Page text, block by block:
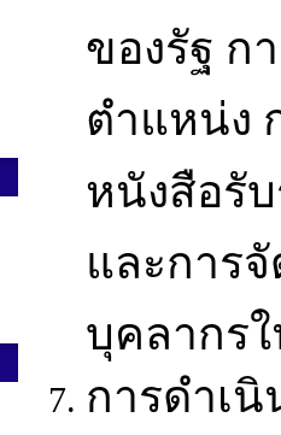
ของรัฐ ก
ตำแหน่ง
หนังสือรั
และการ
บุคลากร
การดำเ